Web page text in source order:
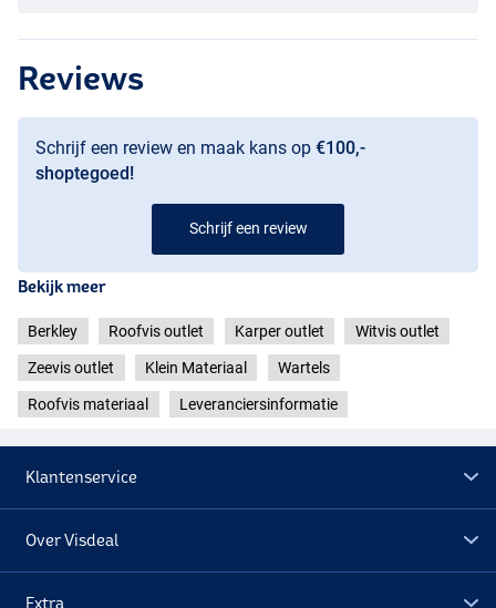
Reviews
Schrijf een review en maak kans op €100,-
shoptegoed!
Schrijf een review
Bekijk meer
Berkley Roofvis outlet Karper outlet Witvis outlet
Zeevis outlet Klein Materiaal Wartels
Roofvis materiaal Leveranciersinformatie
Klantenservice
Over Visdeal
Extra